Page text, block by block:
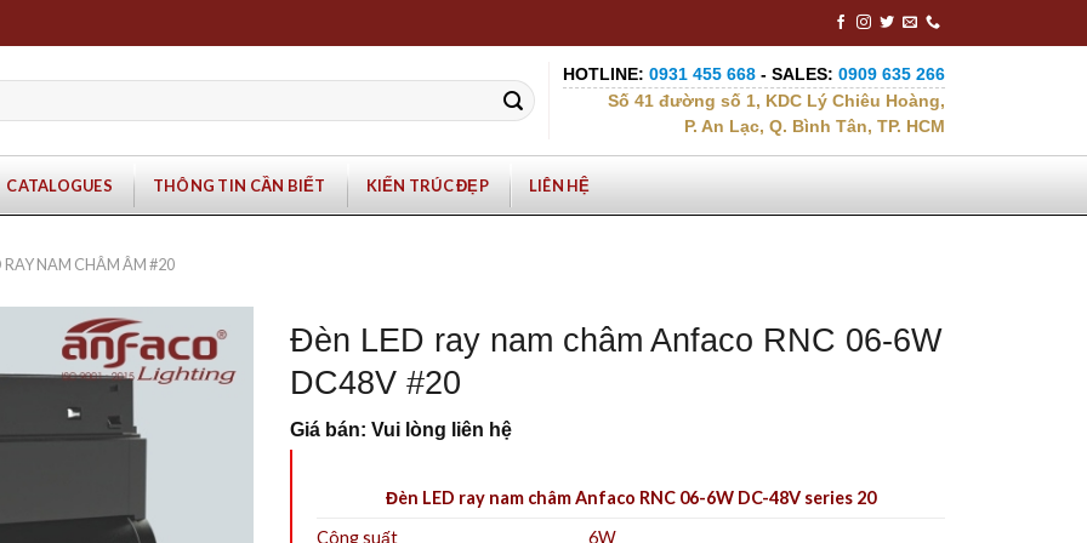
HOTLINE: 0931 455 668 - SALES: 0909 635 266
Số 41 đường số 1, KDC Lý Chiêu Hoàng,
P. An Lạc, Q. Bình Tân, TP. HCM
CATALOGUES THÔNG TIN CẦN BIẾT KIẾN TRÚC ĐẸP LIÊN HỆ
RAY NAM CHÂM ÂM #20
Đèn LED ray nam châm Anfaco RNC 06-6W
DC48V #20
Giá bán: Vui lòng liên hệ
Đèn LED ray nam châm Anfaco RNC 06-6W DC-48V series 20
Công suất
6W